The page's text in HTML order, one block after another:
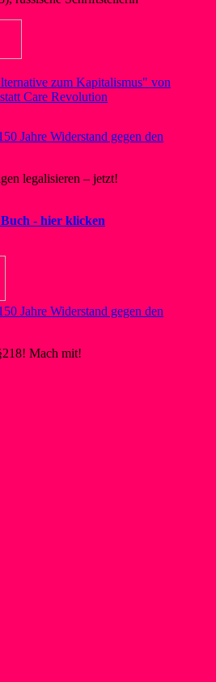
zum Kapitalismus" von
Care Revolution
legalisieren – jetzt!
- hier klicken
Mach mit!